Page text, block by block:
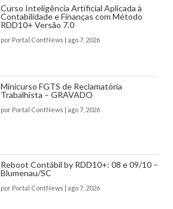
Curso Inteligência Artificial Aplicada à
Contabilidade e Finanças com Método
RDD10+ Versão 7.0
por Portal ContNews | ago 7, 2026
Minicurso FGTS de Reclamatória
Trabalhista – GRAVADO
por Portal ContNews | ago 7, 2026
Reboot Contábil by RDD10+: 08 e 09/10 –
Blumenau/SC
por Portal ContNews | ago 7, 2026